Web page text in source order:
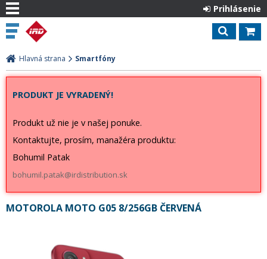
Prihlásenie
Hlavná strana Smartfóny
PRODUKT JE VYRADENÝ!
Produkt už nie je v našej ponuke.
Kontaktujte, prosím, manažéra produktu:
Bohumil Patak
bohumil.patak@irdistribution.sk
MOTOROLA MOTO G05 8/256GB ČERVENÁ